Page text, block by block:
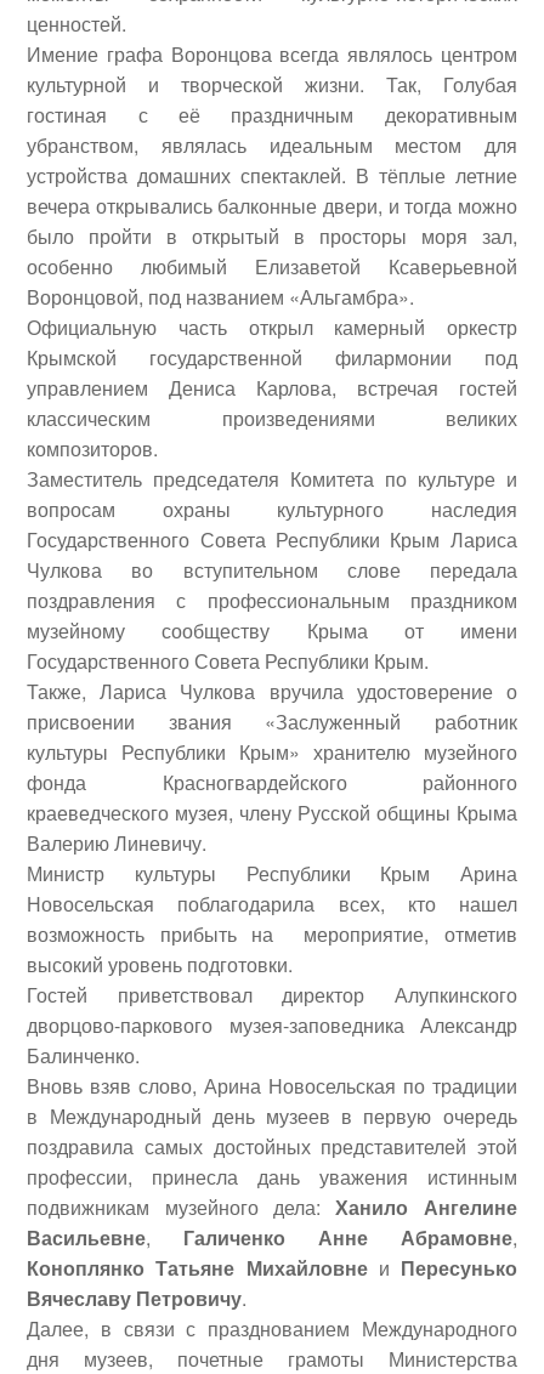
ценностей.
Имение графа Воронцова всегда являлось центром
культурной и творческой жизни. Так, Голубая
гостиная с её праздничным декоративным
убранством, являлась идеальным местом для
устройства домашних спектаклей. В тёплые летние
вечера открывались балконные двери, и тогда можно
было пройти в открытый в просторы моря зал,
особенно любимый Елизаветой Ксаверьевной
Воронцовой, под названием «Альгамбра».
Официальную часть открыл камерный оркестр
Крымской государственной филармонии под
управлениемДениса Карлова, встречая гостей
классическим произведениями великих
композиторов.
Заместитель председателя Комитета по культуре и
вопросам охраны культурного наследия
Государственного Совета Республики Крым Лариса
Чулкова во вступительном слове передала
поздравления с профессиональным праздником
музейному сообществу Крыма от имени
Государственного Совета Республики Крым.
Также, Лариса Чулкова вручила удостоверение о
присвоении звания «Заслуженный работник
культуры Республики Крым» хранителю музейного
фонда Красногвардейского районного
краеведческого музея, члену Русской общины Крыма
Валерию Линевичу.
Министр культуры Республики Крым Арина
Новосельская поблагодарила всех, кто нашел
возможность прибыть на мероприятие, отметив
высокий уровень подготовки.
Гостей приветствовал директор Алупкинского
дворцово-паркового музея-заповедника Александр
Балинченко.
Вновь взяв слово, Арина Новосельская по традиции
в Международный день музеев в первую очередь
поздравила самых достойных представителей этой
профессии, принесла дань уважения истинным
подвижникам музейного дела:Ханило Ангелине
Васильевне, Галиченко Анне Абрамовне,
Коноплянко Татьяне Михайловнеи Пересунько
Вячеславу Петровичу.
Далее, в связи с празднованием Международного
дня музеев, почетные грамоты Министерства